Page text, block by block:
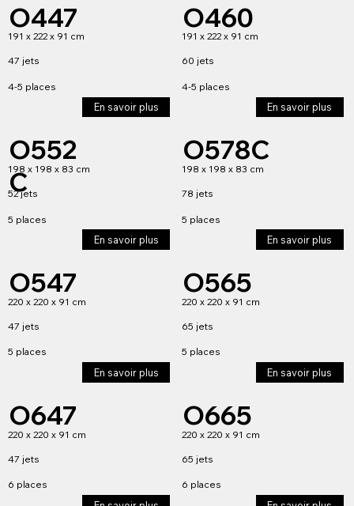
O447
191 x 222 x 91 cm
4-5 places
47 jets
En savoir plus
O460
191 x 222 x 91 cm
4-5 places
60 jets
En savoir plus
O552
C
198 x 198 x 83 cm
5 places
52 jets
En savoir plus
O578C
198 x 198 x 83 cm
5 places
78 jets
En savoir plus
O547
220 x 220 x 91 cm
5 places
47 jets
En savoir plus
O565
220 x 220 x 91 cm
5 places
65 jets
En savoir plus
O647
220 x 220 x 91 cm
6 places
47 jets
O665
220 x 220 x 91 cm
6 places
65 jets